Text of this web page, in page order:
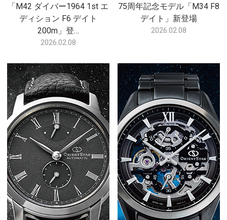
「M42 ダイバー1964 1st エ
ディション F6 デイト
200m」登…
2026.02.08
75周年記念モデル「M34 F8
デイト」新登場
2026.02.08